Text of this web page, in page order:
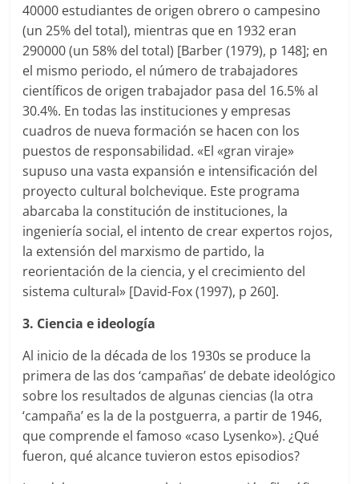
40000 estudiantes de origen obrero o campesino
(un 25% del total), mientras que en 1932 eran
290000 (un 58% del total) [Barber (1979), p 148]; en
el mismo periodo, el número de trabajadores
científicos de origen trabajador pasa del 16.5% al
30.4%. En todas las instituciones y empresas
cuadros de nueva formación se hacen con los
puestos de responsabilidad. «El «gran viraje»
supuso una vasta expansión e intensificación del
proyecto cultural bolchevique. Este programa
abarcaba la constitución de instituciones, la
ingeniería social, el intento de crear expertos rojos,
la extensión del marxismo de partido, la
reorientación de la ciencia, y el crecimiento del
sistema cultural» [David-Fox (1997), p 260].
3. Ciencia e ideología
Al inicio de la década de los 1930s se produce la
primera de las dos ‘campañas’ de debate ideológico
sobre los resultados de algunas ciencias (la otra
‘campaña’ es la de la postguerra, a partir de 1946,
que comprende el famoso «caso Lysenko»). ¿Qué
fueron, qué alcance tuvieron estos episodios?